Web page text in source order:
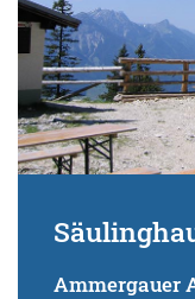
Ammergauer